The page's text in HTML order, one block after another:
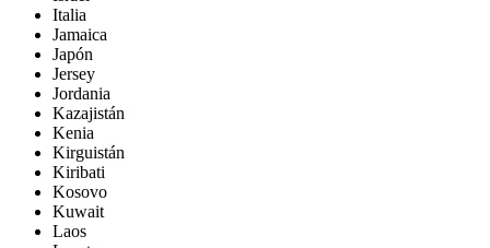
Italia
Jamaica
Japón
Jersey
Jordania
Kazajistán
Kenia
Kirguistán
Kiribati
Kosovo
Kuwait
Laos